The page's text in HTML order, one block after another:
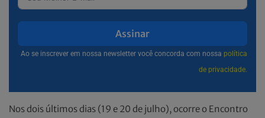
Assinar
Ao se inscrever em nossa newsletter você concorda com nossa política
de privacidade.
Nos dois últimos dias (19 e 20 de julho), ocorre o Encontro